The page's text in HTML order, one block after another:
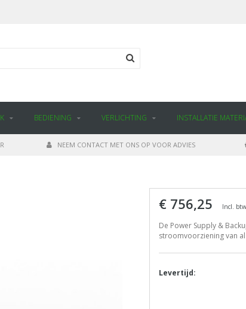
BEDIENING VERLICHTING INSTALLATIE
NEEM CONTACT MET ONS OP VOOR ADVIES
€ 756,25 Incl. btw
De Power Supply &
stroomvoorziening van
Levertijd: